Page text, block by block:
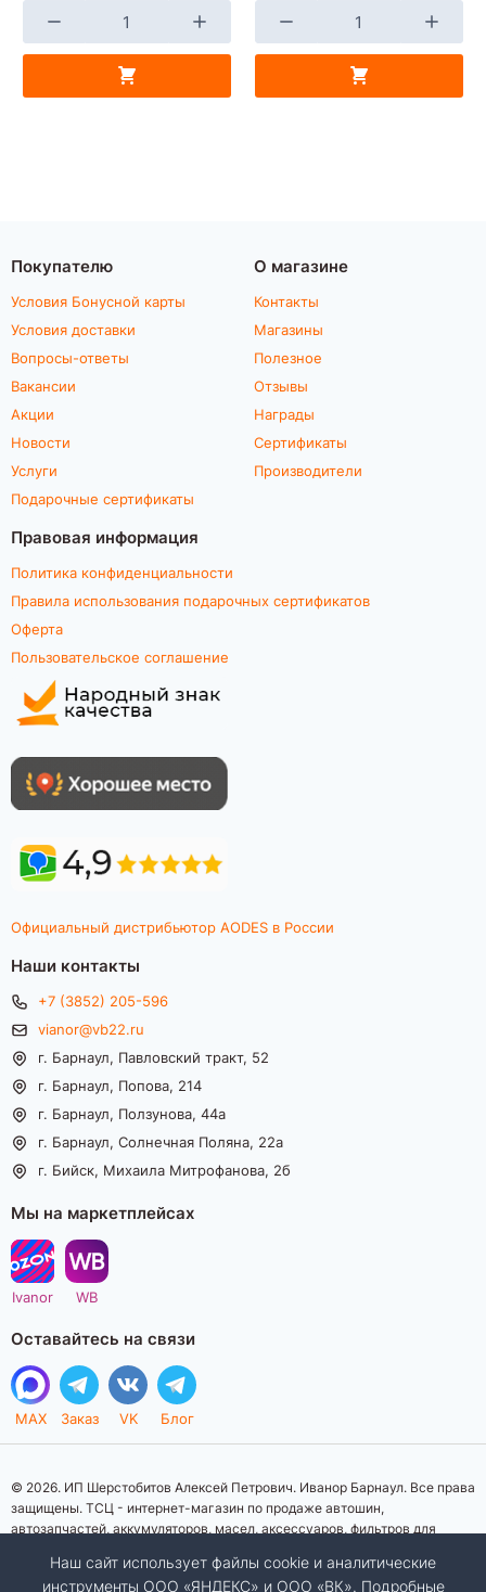
Покупателю
Условия Бонусной карты
Условия доставки
Вопросы-ответы
Вакансии
Акции
Новости
Услуги
Подарочные сертификаты
О магазине
Контакты
Магазины
Полезное
Отзывы
Награды
Сертификаты
Производители
Правовая информация
Политика конфиденциальности
Правила использования подарочных сертификатов
Оферта
Пользовательское соглашение
Официальный дистрибьютор AODES в России
Наши контакты
+7 (3852) 205-596
vianor@vb22.ru
г. Барнаул, Павловский тракт, 52
г. Барнаул, Попова, 214
г. Барнаул, Ползунова, 44а
г. Барнаул, Солнечная Поляна, 22а
г. Бийск, Михаила Митрофанова, 2б
Мы на маркетплейсах
Ivanor WB
Оставайтесь на связи
MAX Заказ VK Блог
© 2026. ИП Шерстобитов Алексей Петрович. Иванор Барнаул. Все права
защищены. ТСЦ - интернет-магазин по продаже автошин,
автозапчастей, аккумуляторов, масел, аксессуаров, фильтров для
информационный характер. Представленная информация о товарах, их
Наш сайт использует файлы cookie и аналитические
инструменты ООО «ЯНДЕКС» и ООО «ВК». Подробные